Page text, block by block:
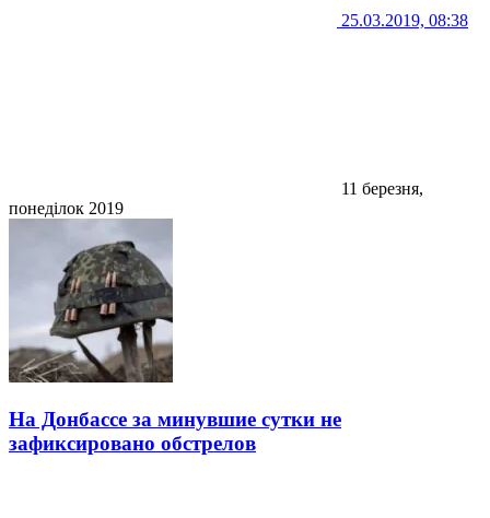
25.03.2019, 08:38
11 березня,
понеділок 2019
На Донбассе за минувшие сутки не
зафиксировано обстрелов